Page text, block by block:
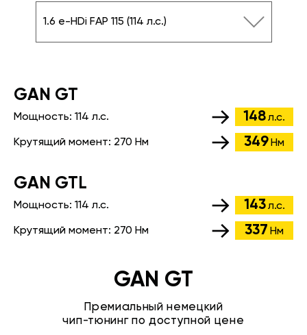
1.6 e-HDi FAP 115 (114 л.с.)
GАN GT
Мощность: 114 л.с. 148л.с.
Крутящий момент: 270 Нм 349 Нм
GАN GTL
Мощность: 114 л.с. 143 л.с.
Крутящий момент: 270 Нм 337 Нм
GAN GT
Премиальный немецкий
чип-тюнинг по доступной цене